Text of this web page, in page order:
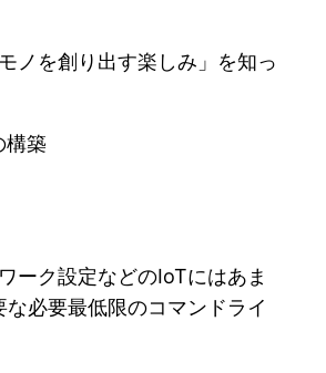
ノを創り出す楽しみ」を知っ
構築
ーク設定などのIoTにはあま
必要最低限のコマンドライ